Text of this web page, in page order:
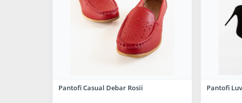
Pantofi Casual Debar Rosii Pantofi